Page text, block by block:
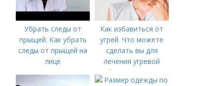
Убрать следы от
прыщей. Как убрать
следы от прыщей на
лице
Как избавиться от
угрей. Что можете
сделать вы для
лечения угревой
болезни (акне)